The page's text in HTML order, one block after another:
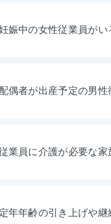
娠中の女性従業員がい
配偶者が出産予定の男性
業員に介護が必要な家
定年年齢の引き上げや